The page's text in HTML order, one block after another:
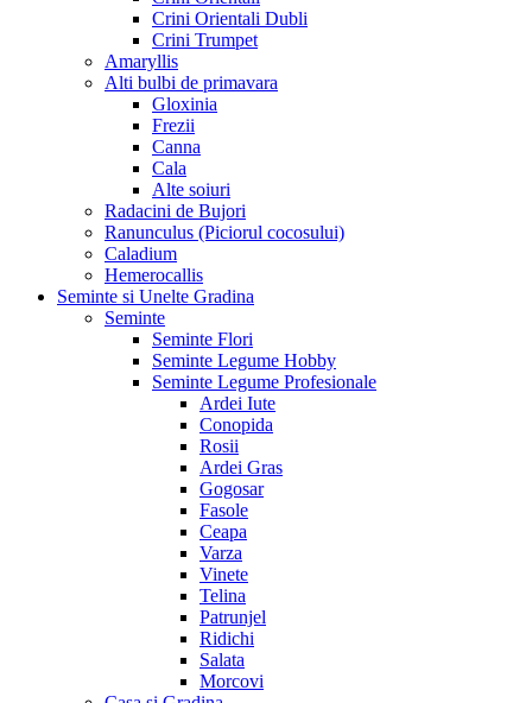
Crini Orientali Dubli
Crini Trumpet
Amaryllis
Alti bulbi de primavara
Gloxinia
Frezii
Canna
Cala
Alte soiuri
Radacini de Bujori
Ranunculus (Piciorul cocosului)
Caladium
Hemerocallis
Seminte si Unelte Gradina
Seminte
Seminte Flori
Seminte Legume Hobby
Seminte Legume Profesionale
Ardei Iute
Conopida
Rosii
Ardei Gras
Gogosar
Fasole
Ceapa
Varza
Vinete
Telina
Patrunjel
Ridichi
Salata
Morcovi